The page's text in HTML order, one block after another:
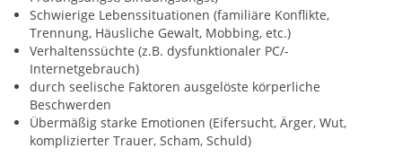
Schwierige Lebenssituationen (familiäre Konflikte,
Trennung, Häusliche Gewalt, Mobbing, etc.)
Verhaltenssüchte (z.B. dysfunktionaler PC/-
Internetgebrauch)
durch seelische Faktoren ausgelöste körperliche
Beschwerden
Übermäßig starke Emotionen (Eifersucht, Ärger, Wut,
komplizierter Trauer, Scham, Schuld)